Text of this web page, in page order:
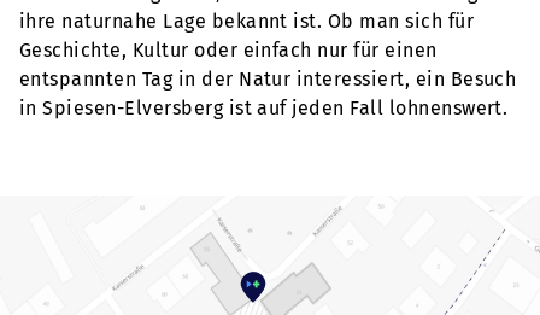
ihre naturnahe Lage bekannt ist. Ob man sich für
Geschichte, Kultur oder einfach nur für einen
entspannten Tag in der Natur interessiert, ein Besuch
in Spiesen-Elversberg ist auf jeden Fall lohnenswert.